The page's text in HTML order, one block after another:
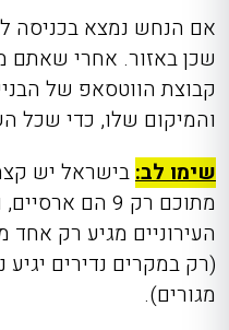
אם הנחש נמצא בכניסה
שכן באזור. אחרי שאתם
קבוצת הווטסאפ של
והמיקום שלו, כדי שכל
שימו לב:
מתוכם רק 9 הם
העירוניים מגיע רק
(רק במקרים נדירים
מגורים).